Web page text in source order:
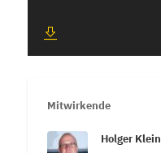
Mitwirkende
Holger Klein